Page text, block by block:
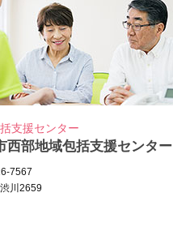
支援センター
西部地域包括支援センター
7567
川2659